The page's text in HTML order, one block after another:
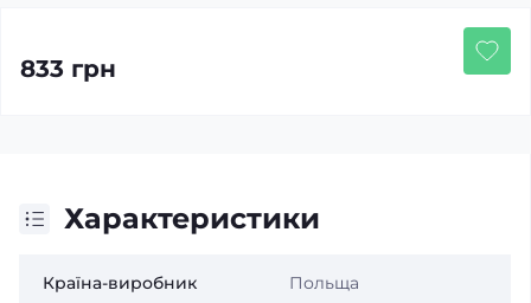
833 грн
Характеристики
Країна-виробник Польща